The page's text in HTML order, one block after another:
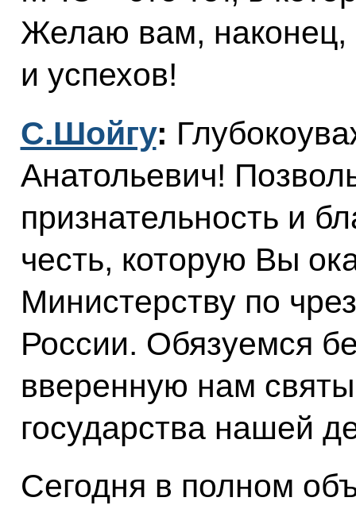
Желаю вам, наконец,
и успехов!
С.Шойгу:
Анатольевич!
признательность и
честь, которую Вы
Министерству по
России. Обязуемся
вверенную нам
государства нашей
Сегодня в полном